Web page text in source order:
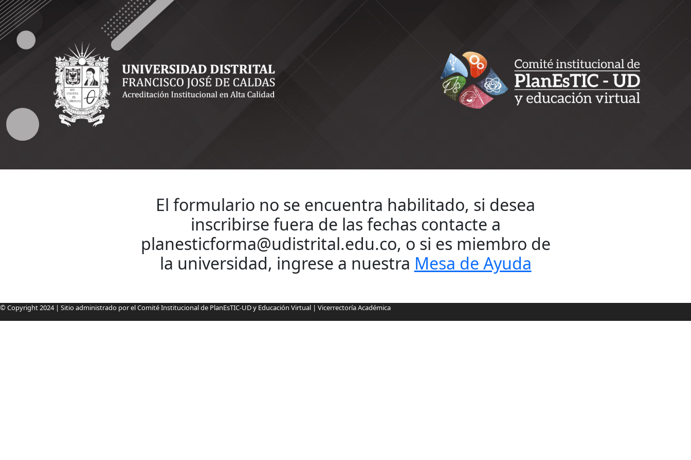
Formulario de inscripción
El formulario no se encuentra habilitado, si desea
inscribirse fuera de las fechas contacte a
planesticforma@udistrital.edu.co, o si es miembro de
la universidad, ingrese a nuestra Mesa de Ayuda
Información pie de página
© Copyright 2024 | Sitio administrado por el Comité Institucional de PlanEsTIC-UD y Educación Virtual | Vicerrectoría Académica